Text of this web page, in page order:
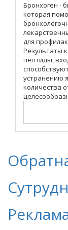
Бронхоген -
которая
для
Результаты
пептиды,
устранению
количества